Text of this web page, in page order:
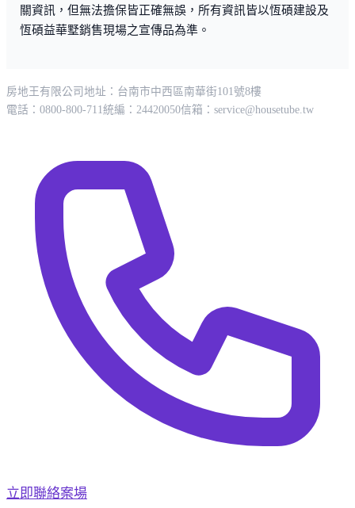
關資訊，但無法擔保皆正確無誤，所有資訊皆以恆碩建設及
恆碩益華墅銷售現場之宣傳品為準。
房地王有限公司 地址：台南市中西區南華街101號8樓
電話：0800-800-711統編：24420050信箱： service@housetube.tw
立即聯絡案場